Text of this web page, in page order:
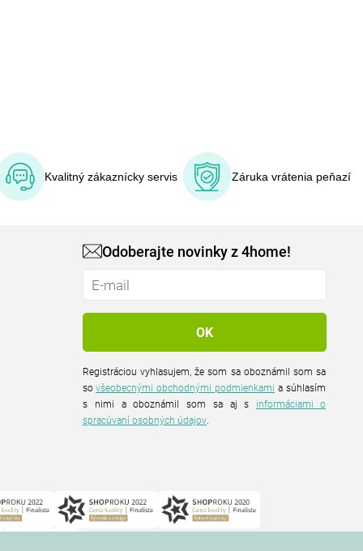
Kvalitný zákaznícky servis Záruka vrátenia peňazí
Odoberajte novinky z 4home!
Registráciou vyhlasujem, že som sa oboznámil som sa
sovšeobecnými obchodnými podmienkami a súhlasím
s nimi a oboznámil som sa aj s informáciami o
spracúvaní osobných údajov.